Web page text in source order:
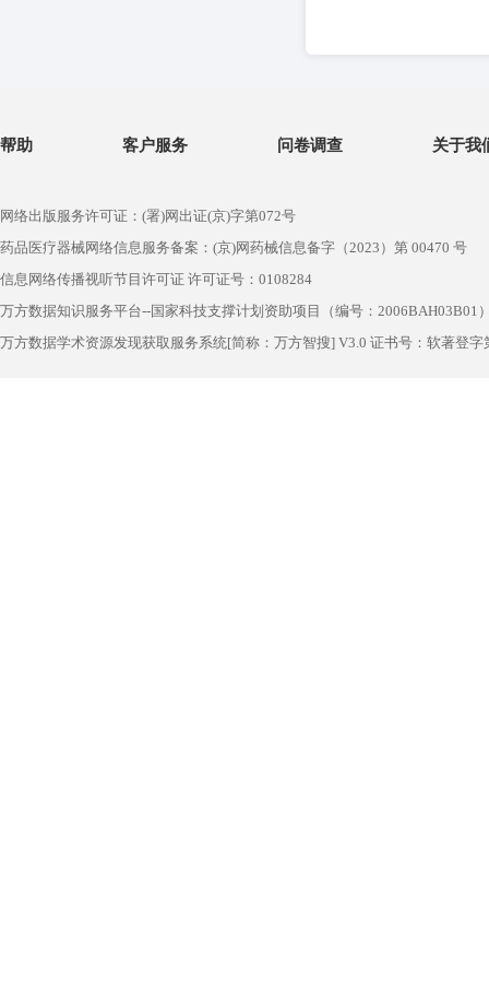
帮助 客户服务 问卷调查 关于我
网络出版服务许可证：(署)网出证(京)字第072号
药品医疗器械网络信息服务备案：(京)网药械信息备字（2023）第 00470 号
信息网络传播视听节目许可证 许可证号：0108284
万方数据知识服务平台--国家科技支撑计划资助项目（编号：2006BAH03B01
万方数据学术资源发现获取服务系统[简称：万方智搜] V3.0 证书号：软著登字